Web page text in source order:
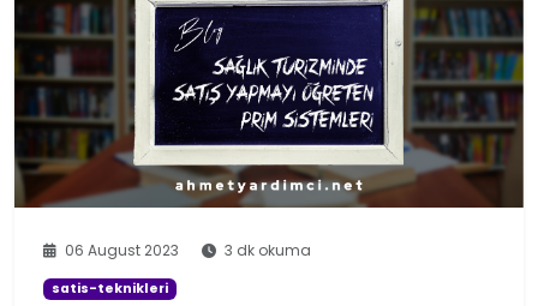
06 August 2023 3 dk okuma
satis-teknikleri